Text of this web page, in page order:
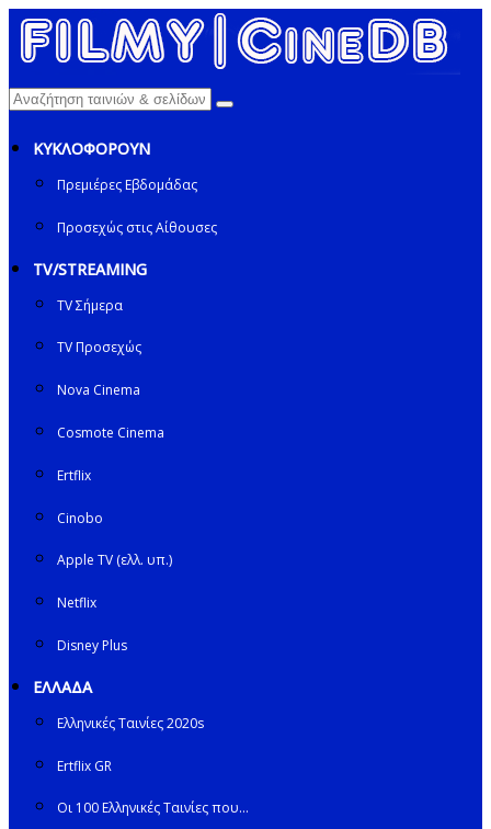
ΚΥΚΛΟΦΟΡΟΥΝ
Πρεμιέρες Εβδομάδας
Προσεχώς στις Αίθουσες
TV/STREAMING
TV Σήμερα
TV Προσεχώς
Nova Cinema
Cosmote Cinema
Ertflix
Cinobo
Apple TV (ελλ. υπ.)
Netflix
Disney Plus
ΕΛΛΑΔΑ
Ελληνικές Ταινίες 2020s
Ertflix GR
Οι 100 Ελληνικές Ταινίες που…